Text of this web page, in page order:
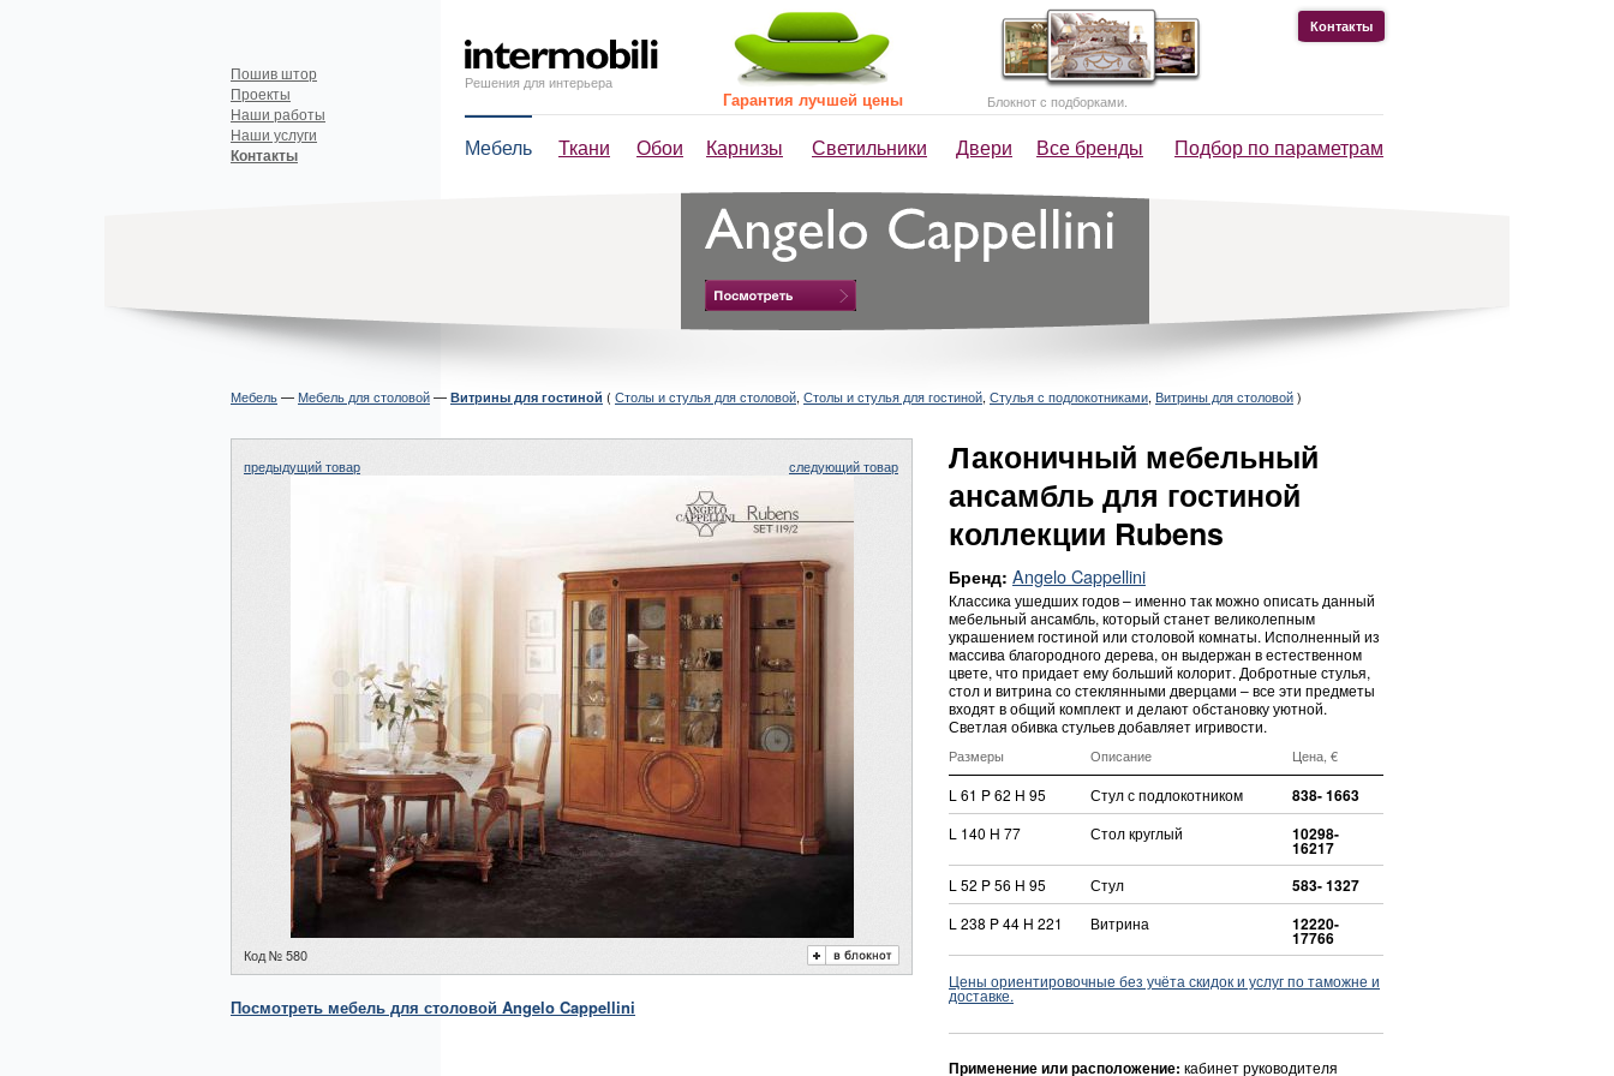
Решения для интерьера
Мебель Ткани Обои Карнизы Светильники Двери Все бренды Подбор по параметрам
Пошив штор
Проекты
Наши работы
Наши услуги
Контакты
Контакты
Гарантия лучшей цены Блокнот с подборками.
Мебель— Мебель для столовой— Витрины для гостиной ( Столы и стулья для столовой, Столы и стулья для гостиной, Стулья с подлокотниками, Витрины для столовой)
предыдущий товар следующий товар
Код № 580
Посмотреть мебель для столовой Angelo Cappellini
Лаконичный мебельный
ансамбль для гостиной
коллекции Rubens
Бренд: Angelo Cappellini
Классика ушедших годов – именно так можно описать данный
мебельный ансамбль, который станет великолепным
украшением гостиной или столовой комнаты. Исполненный из
массива благородного дерева, он выдержан в естественном
цвете, что придает ему больший колорит. Добротные стулья,
стол и витрина со стеклянными дверцами – все эти предметы
входят в общий комплект и делают обстановку уютной.
Светлая обивка стульев добавляет игривости.
Размеры Описание Цена, €
L 61 P 62 H 95 Стул с подлокотником 838- 1663
L 140 H 77 Стол круглый 10298-
16217
L 52 P 56 H 95 Стул 583- 1327
L 238 P 44 H 221 Витрина 12220-
17766
Цены ориентировочные без учёта скидок и услуг по таможне и
доставке.
Применение или расположение: кабинет руководителя